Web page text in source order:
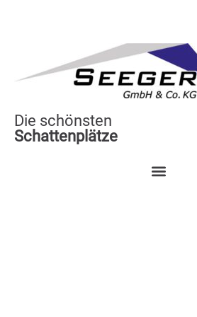
Die schönsten
Schattenplätze